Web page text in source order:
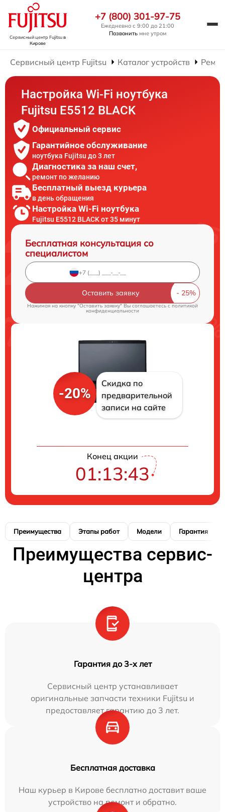
Сервисный центр Fujitsuв
Кирове
+7 (800) 301-97-75
Ежедневно с 9:00 до 21:00
Позвонить мне утром
Сервисный центр Fujitsu Каталог устройств
Настройка Wi-Fi ноутбука
Fujitsu E5512 BLACK
Официальный сервис
Гарантийное обслуживание
ноутбука Fujitsu до 3 лет
Диагностика за наш счет,
ремонт по желанию
Бесплатный выезд курьера
в день обращения
Настройка Wi-Fi ноутбука
Fujitsu E5512 BLACK от 35 минут
Бесплатная консультация со
специалистом
Оставить заявку
Нажимая на кнопку "Оставить заявку" Вы соглашаетесь cполитикой
конфиденциальности
-20%
Скидка по
предварительной
записи на сайте
Конец акции
01:13:42
Преимущества Этапы работ Модели Гарантия
Преимущества сервис-
центра
Гарантия до 3-х лет
Сервисный центр устанавливает
оригинальные запчасти техники Fujitsu и
предоставляет гарантию до 3 лет.
Бесплатная доставка
Наш курьер в Кирове бесплатно доставит ваше
устройство на ремонт и обратно.